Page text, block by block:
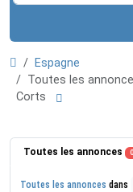
Espagne
Toutes les
Corts
Toutes les annonces 0
Toutes les annonces dans